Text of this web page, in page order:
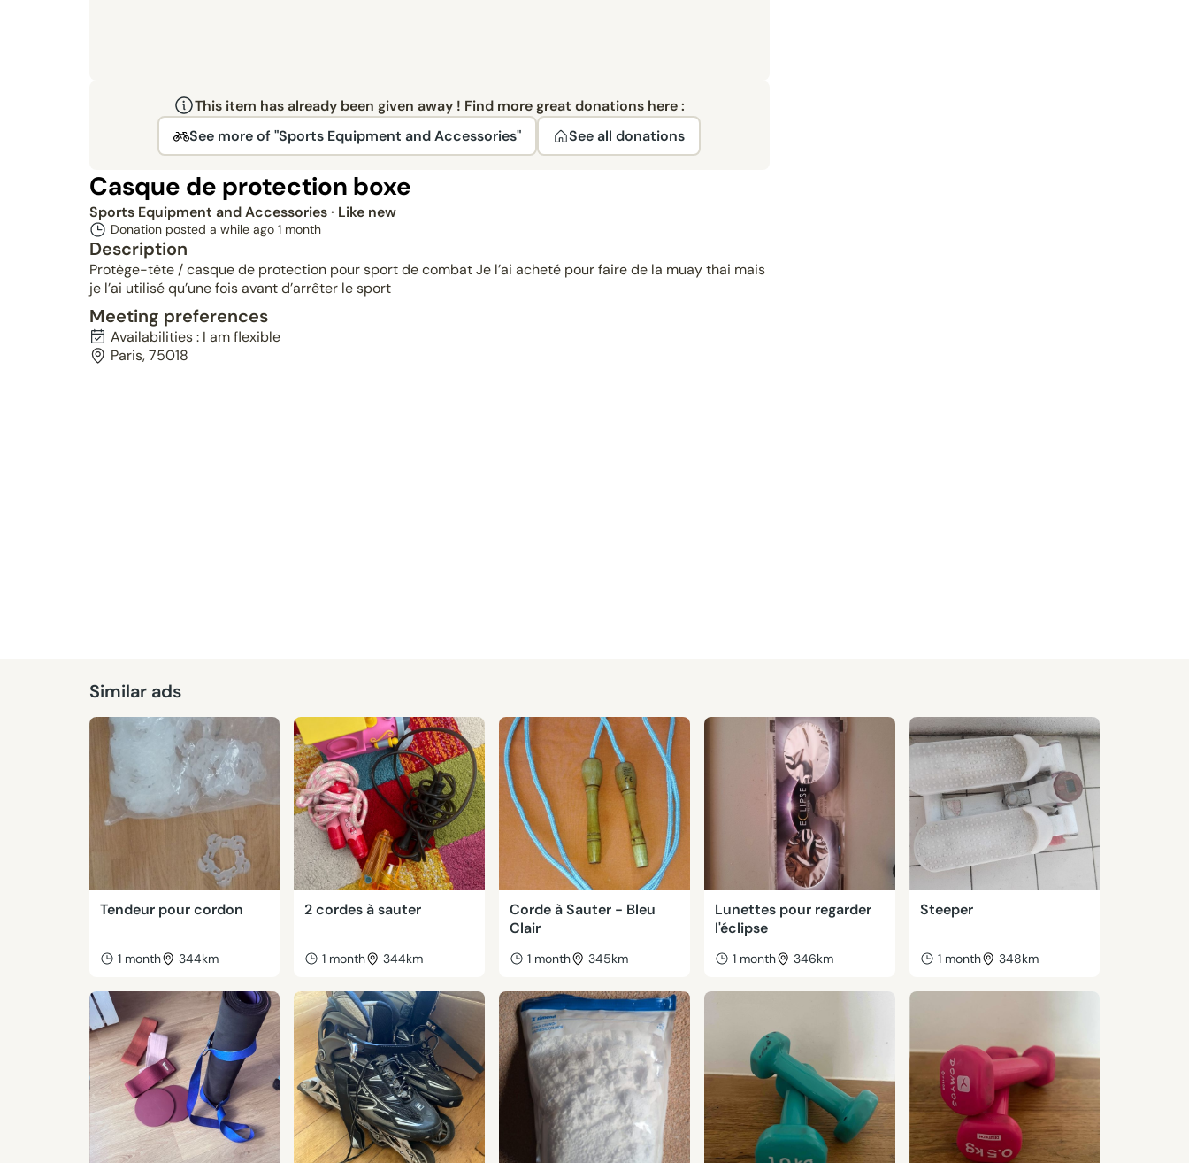
This item has already been given away ! Find more great donations here :
See more of "Sports Equipment and Accessories"
See all donations
Casque de protection boxe
Sports Equipment and Accessories· Like new
Donation posted a while ago 1 month
Description
Protège-tête / casque de protection pour sport de combat Je l’ai acheté pour faire de la muay thai mais
je l’ai utilisé qu’une fois avant d’arrêter le sport
Meeting preferences
Availabilities : I am flexible
Paris, 75018
Similar ads
Tendeur pour cordon
1 month 344km
2 cordes à sauter
1 month 344km
Corde à Sauter - Bleu
Clair
1 month 345km
Lunettes pour regarder
l'éclipse
1 month 346km
Steeper
1 month 348km